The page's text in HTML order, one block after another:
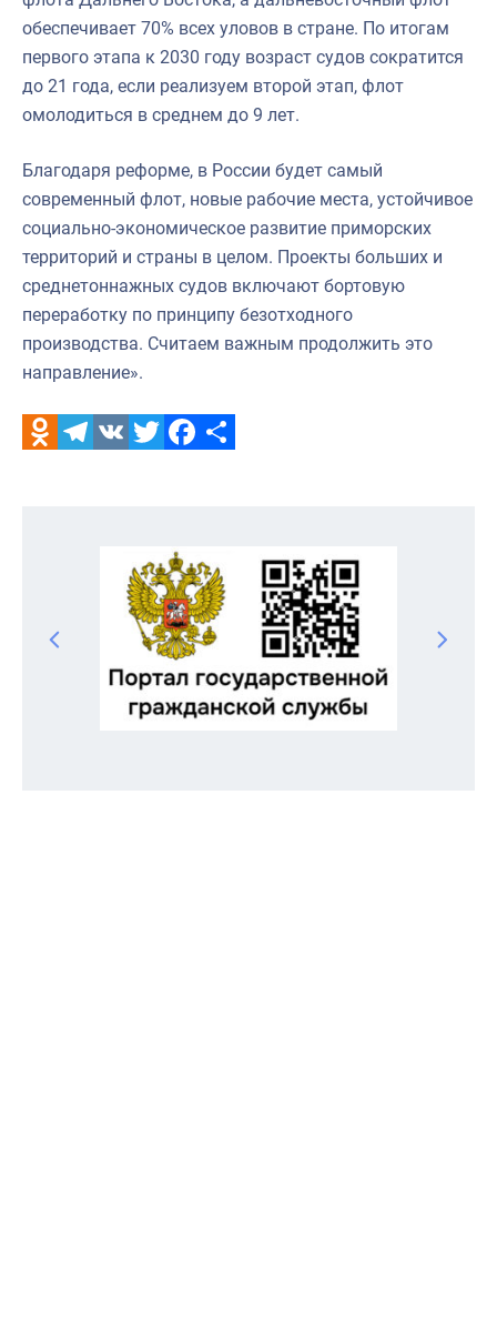
обеспечивает 70% всех уловов в стране. По итогам
первого этапа к 2030 году возраст судов сократится
до 21 года, если реализуем второй этап, флот
омолодиться в среднем до 9 лет.
Благодаря реформе, в России будет самый
современный флот, новые рабочие места, устойчивое
социально-экономическое развитие приморских
территорий и страны в целом. Проекты больших и
среднетоннажных судов включают бортовую
переработку по принципу безотходного
производства. Считаем важным продолжить это
направление».